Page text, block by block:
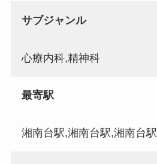
サブジャンル
心療内科,精神科
最寄駅
湘南台駅,湘南台駅,湘南台駅